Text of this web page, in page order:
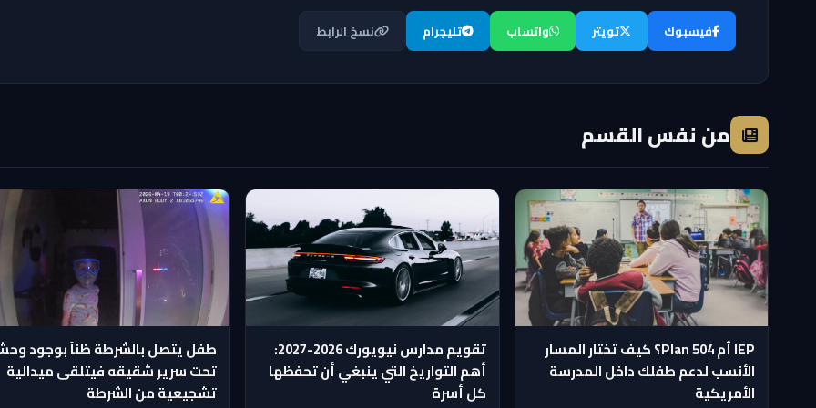
فيسبوك تويتر واتساب تليجرام نسخ الرابط
من نفس القسم
IEP أم 504 Plan؟ كيف تختار المسار
الأنسب لدعم طفلك داخل المدرسة
الأمريكية
تقويم مدارس نيويورك 2026-2027:
أهم التواريخ التي ينبغي أن تحفظها
كل أسرة
طفل يتصل بالشرطة ظناً بوجود
تحت سرير شقيقه فيتلقى ميدالية
تشجيعية من الشرطة